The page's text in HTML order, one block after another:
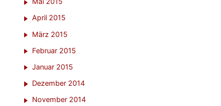
April 2015
März 2015
Februar 2015
Januar 2015
Dezember 2014
November 2014